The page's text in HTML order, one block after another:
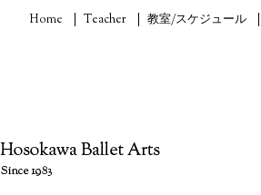
Home Teacher 教室/スケジュール